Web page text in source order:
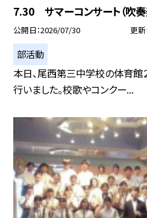
7.30 サマーコンサート（吹奏
公開日 2026/07/30 更
部活動
本日、尾西第三中学校の体育館
行いました。校歌やコンクー...